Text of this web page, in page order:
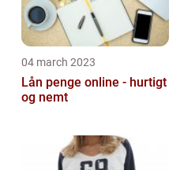
04 march 2023
Lån penge online - hurtigt
og nemt